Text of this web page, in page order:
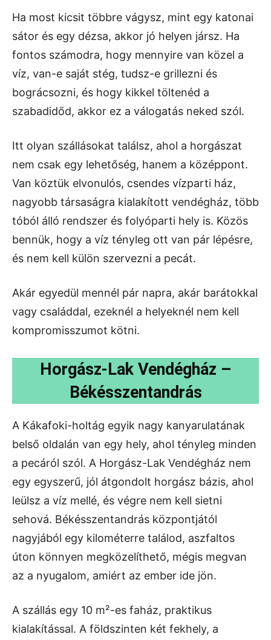
Ha most kicsit többre vágysz, mint egy katonai
sátor és egy dézsa, akkor jó helyen jársz. Ha
fontos számodra, hogy mennyire van közel a
víz, van-e saját stég, tudsz-e grillezni és
bográcsozni, és hogy kikkel töltenéd a
szabadidőd, akkor ez a válogatás neked szól.
Itt olyan szállásokat találsz, ahol a horgászat
nem csak egy lehetőség, hanem a középpont.
Van köztük elvonulós, csendes vízparti ház,
nagyobb társaságra kialakított vendégház, több
tóból álló rendszer és folyóparti hely is. Közös
bennük, hogy a víz tényleg ott van pár lépésre,
és nem kell külön szervezni a pecát.
Akár egyedül mennél pár napra, akár barátokkal
vagy családdal, ezeknél a helyeknél nem kell
kompromisszumot kötni.
Horgász-Lak Vendégház –
Békésszentandrás
A Kákafoki-holtág egyik nagy kanyarulatának
belső oldalán van egy hely, ahol tényleg minden
a pecáról szól. A Horgász-Lak Vendégház nem
egy egyszerű, jól átgondolt horgász bázis, ahol
leülsz a víz mellé, és végre nem kell sietni
sehová. Békésszentandrás központjától
nagyjából egy kilométerre találod, aszfaltos
úton könnyen megközelíthető, mégis megvan
az a nyugalom, amiért az ember ide jön.
A szállás egy 10 m²-es faház, praktikus
kialakítással. A földszinten két fekhely, a